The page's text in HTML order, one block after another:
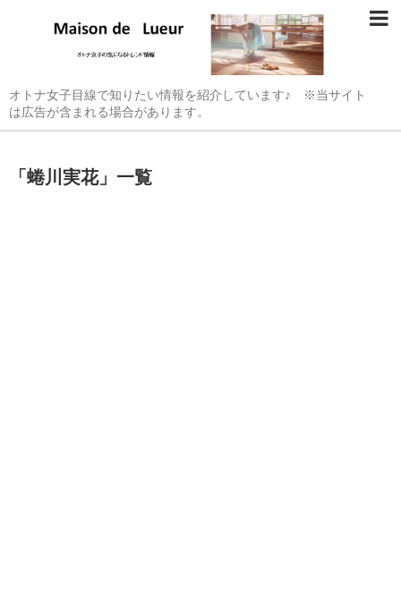
オトナ女子目線で知りたい情報を紹介しています♪ ※当サイト
は広告が含まれる場合があります。
「 蜷川実花」 一覧